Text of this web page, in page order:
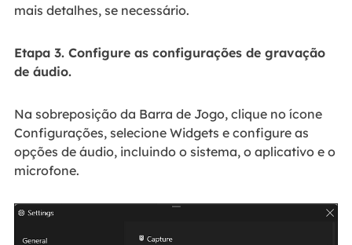
mais detalhes, se necessário.
Etapa 3. Configure as configurações de gravação
de áudio.
Na sobreposição da Barra de Jogo, clique no ícone
Configurações, selecione Widgets e configure as
opções de áudio, incluindo o sistema, o aplicativo e o
microfone.